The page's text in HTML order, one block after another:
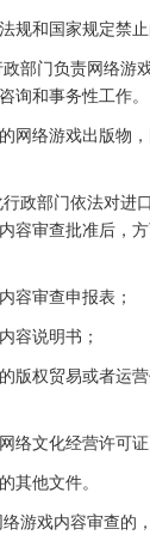
和国家规定禁止
门负责网络游
询和事务性工作。
络游戏出版物，
部门依法对进
容审查批准后，
审查申报表；
说明书；
权贸易或者运营
文化经营许可证
他文件。
戏内容审查的